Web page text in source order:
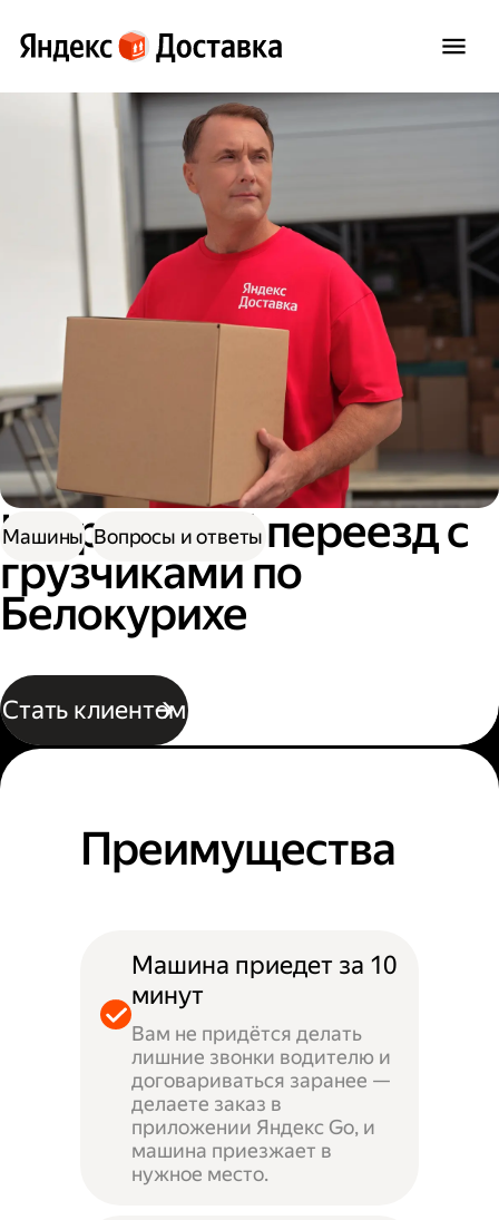
Квартирный переезд с
грузчиками по
Белокурихе
Стать клиентом
Машины Вопросы и ответы
Преимущества
Машина приедет за 10
минут
Вам не придётся делать
лишние звонки водителю и
договариваться заранее —
делаете заказ в
приложении Яндекс Go, и
машина приезжает в
нужное место.